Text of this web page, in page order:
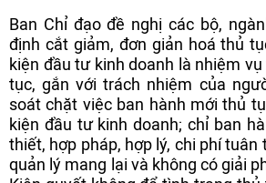
Ban Chỉ đạo đề nghị các bộ,
định cắt giảm, đơn giản hoá thủ
kiện đầu tư kinh doanh là nhiệm
tục, gắn với trách nhiệm của
soát chặt việc ban hành mới thủ
kiện đầu tư kinh doanh; chỉ ban
thiết, hợp pháp, hợp lý, chi phí tuân
quản lý mang lại và không có giải